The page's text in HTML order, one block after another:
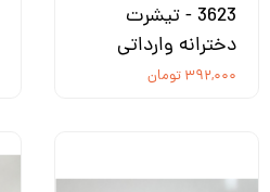
3623 - تیشرت
دخترانه وارداتی
۳۹۲,۰۰۰ تومان